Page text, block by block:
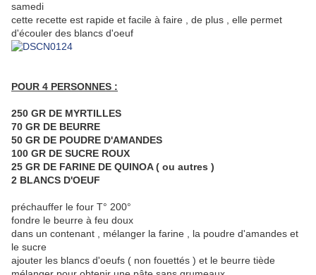
samedi
cette recette est rapide et facile à faire , de plus , elle permet
d'écouler des blancs d'oeuf
POUR 4 PERSONNES :
250 GR DE MYRTILLES
70 GR DE BEURRE
50 GR DE POUDRE D'AMANDES
100 GR DE SUCRE ROUX
25 GR DE FARINE DE QUINOA ( ou autres )
2 BLANCS D'OEUF
préchauffer le four T° 200°
fondre le beurre à feu doux
dans un contenant , mélanger la farine , la poudre d'amandes et
le sucre
ajouter les blancs d'oeufs ( non fouettés ) et le beurre tiède